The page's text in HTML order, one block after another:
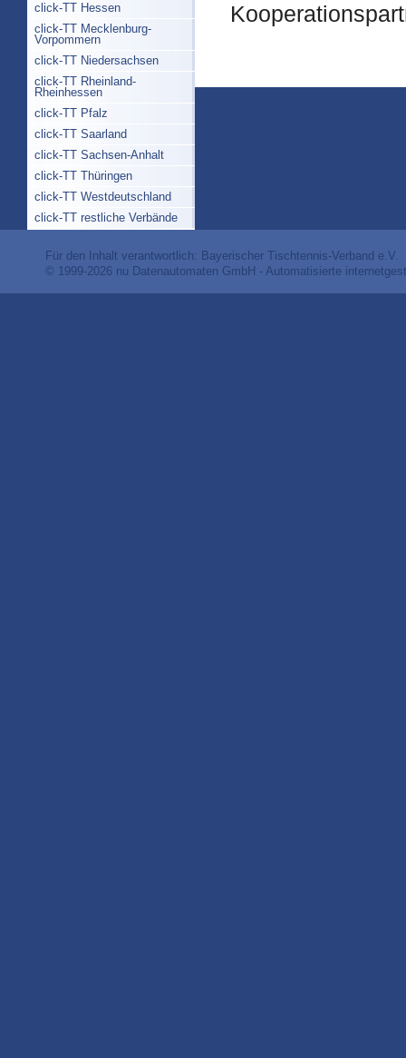
click-TT Hessen
click-TT Mecklenburg-
Vorpommern
click-TT Niedersachsen
click-TT Rheinland-
Rheinhessen
click-TT Pfalz
click-TT Saarland
click-TT Sachsen-Anhalt
click-TT Thüringen
click-TT Westdeutschland
click-TT restliche Verbände
Für den Inhalt verantwortlich: Bayerischer Tischtennis-Verband e.V.
© 1999-2026 nu Datenautomaten GmbH - Automatisierte